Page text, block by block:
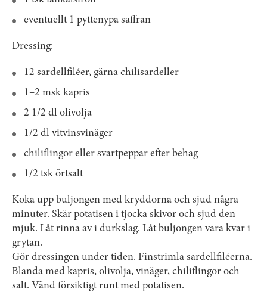
eventuellt 1 pyttenypa saffran
Dressing:
12 sardellfiléer, gärna chilisardeller
1–2 msk kapris
2 1/2 dl olivolja
1/2 dl vitvinsvinäger
chiliflingor eller svartpeppar efter behag
1/2 tsk örtsalt
Koka upp buljongen med kryddorna och sjud några
minuter. Skär potatisen i tjocka skivor och sjud den
mjuk. Låt rinna av i durkslag. Låt buljongen vara kvar i
grytan.
Gör dressingen under tiden. Finstrimla sardell­filéerna.
Blanda med kapris, olivolja, vinäger, chiliflingor och
salt. Vänd försiktigt runt med potatisen.